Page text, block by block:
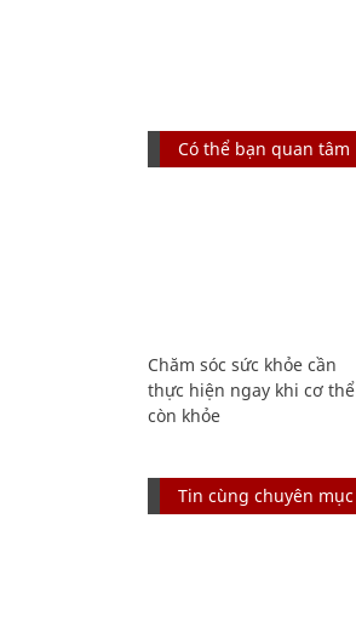
Có thể bạn quan tâm
Chăm sóc sức khỏe cần
thực hiện ngay khi cơ thể
còn khỏe
Tin cùng chuyên mục